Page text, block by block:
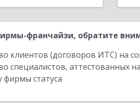
франчайзи, обратите
клиентов (договоров ИТС) на
специалистов, аттестованных
фирмы статуса